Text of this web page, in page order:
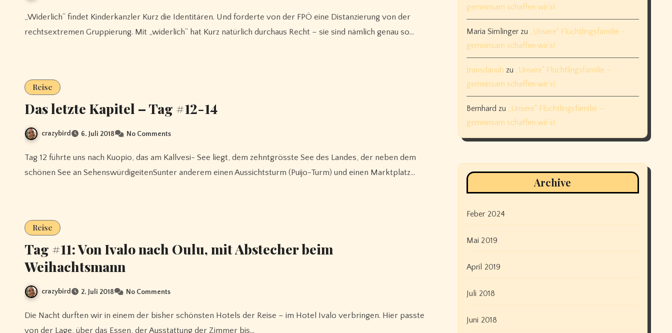
„Widerlich“ findet Kinderkanzler Kurz die Identitären. Und forderte von der FPÖ eine Distanzierung von der
rechtsextremen Gruppierung. Mit „widerlich“ hat Kurz natürlich durchaus Recht – sie sind nämlich genau so…
Reise
Das letzte Kapitel – Tag #12-14
crazybird 6. Juli 2018 No Comments
Tag 12 führte uns nach Kuopio, das am Kallvesi- See liegt, dem zehntgrösste See des Landes, der neben dem
schönen See an SehenswürdigeitenSunter anderem einen Aussichtsturm (Puijo-Turm) und einen Marktplatz…
Reise
Tag #11: Von Ivalo nach Oulu, mit Abstecher beim
Weihachtsmann
crazybird 2. Juli 2018 No Comments
Die Nacht durften wir in einem der bisher schönsten Hotels der Reise – im Hotel Ivalo verbringen. Hier passte
von der Lage, über das Essen, der Ausstattung der Zimmer bis…
gemeinsam schaffen wir’s!
Maria Simlingerzu „Unsere“ Flüchtlingsfamilie –
gemeinsam schaffen wir’s!
transdanub zu „Unsere“ Flüchtlingsfamilie –
gemeinsam schaffen wir’s!
Bernhard zu „Unsere“ Flüchtlingsfamilie –
gemeinsam schaffen wir’s!
Archive
Feber 2024
Mai 2019
April 2019
Juli 2018
Juni 2018